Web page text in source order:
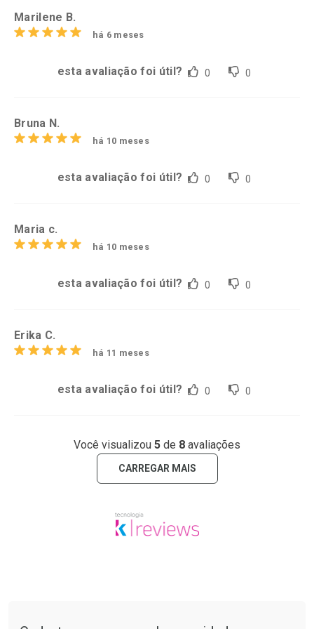
Marilene B.
há 6 meses
esta avaliação foi útil? 0 0
Bruna N.
há 10 meses
esta avaliação foi útil? 0 0
Maria c.
há 10 meses
esta avaliação foi útil? 0 0
Erika C.
há 11 meses
esta avaliação foi útil? 0 0
Você visualizou 5 de 8 avaliações
CARREGAR MAIS